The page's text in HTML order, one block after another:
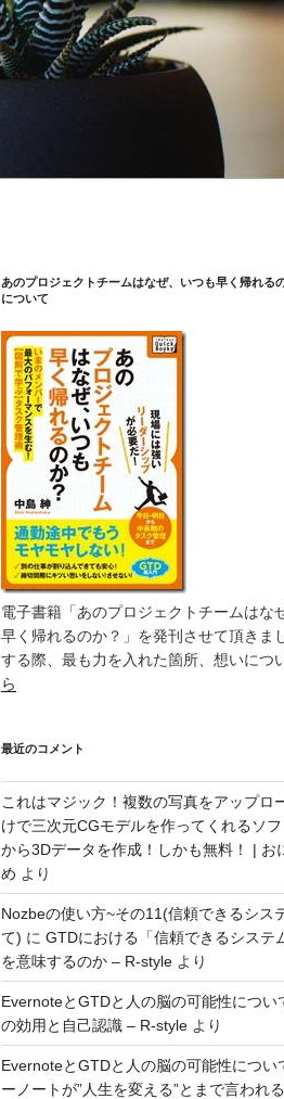
あのプロジェクトチームはなぜ、いつも早く帰れる
について
電子書籍「あのプロジェクトチームはな
早く帰れるのか？」を発刊させて頂きま
する際、最も力を入れた箇所、想いにつ
ら
最近のコメント
これはマジック！複数の写真をアップロ
けで三次元CGモデルを作ってくれるソフ
から3Dデータを作成！しかも無料！ | お
め より
Nozbeの使い方~その11(信頼できるシス
て) に GTDにおける「信頼できるシステ
を意味するのか – R-styleより
EvernoteとGTDと人の脳の可能性につい
の効用と自己認識 – R-styleより
EvernoteとGTDと人の脳の可能性につい
ーノートが”人生を変える”とまで言われ